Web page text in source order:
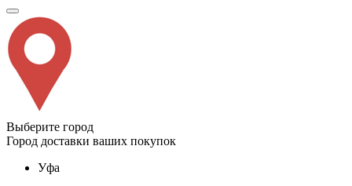
Выберите город
Город доставки ваших покупок
Уфа